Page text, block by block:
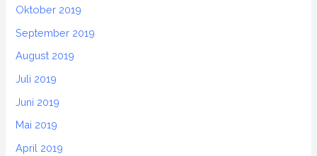
Oktober 2019
September 2019
August 2019
Juli 2019
Juni 2019
Mai 2019
April 2019